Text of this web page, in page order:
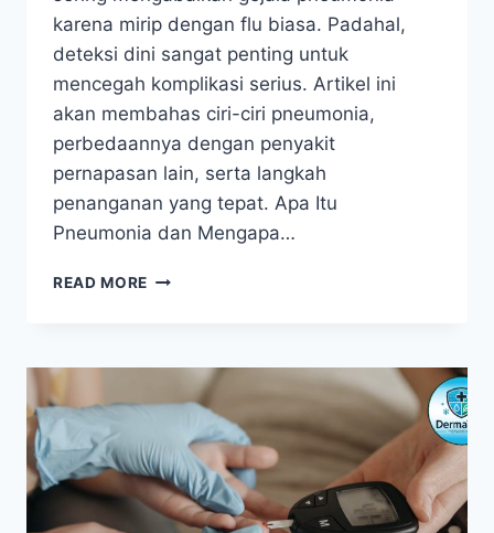
karena mirip dengan flu biasa. Padahal,
deteksi dini sangat penting untuk
mencegah komplikasi serius. Artikel ini
akan membahas ciri-ciri pneumonia,
perbedaannya dengan penyakit
pernapasan lain, serta langkah
penanganan yang tepat. Apa Itu
Pneumonia dan Mengapa…
READ MORE GEJALA
DAN
PENANGANAN